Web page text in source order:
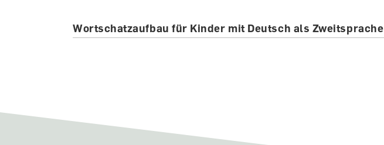
Wortschatzaufbau für Kinder mit Deutsch als Zweitsprache